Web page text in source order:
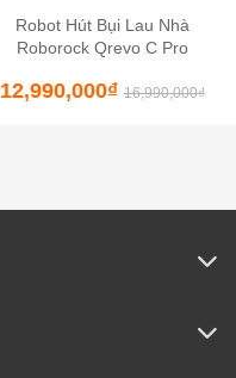
Robot Hút Bụi Lau Nhà
Roborock Qrevo C Pro
12,990,000₫ 16,990,000₫